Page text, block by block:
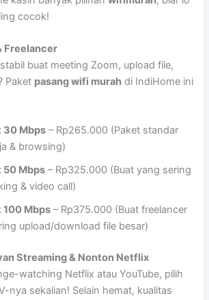
cocok!
Freelancer
buat meeting Zoom, upload file,
Paket pasang wifi murah di IndiHome ini
30 Mbps – Rp265.000 (Paket standar
& browsing)
50 Mbps – Rp325.000 (Buat yang sering
& video call)
Mbps – Rp375.000 (Buat freelancer
upload/download file besar)
Streaming & Nonton Netflix
watching Netflix atau YouTube, pilih
nya sekalian! Selain hemat, kualitas